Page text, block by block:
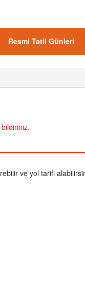
Resmi Tatil Günleri
ve yol tarifi